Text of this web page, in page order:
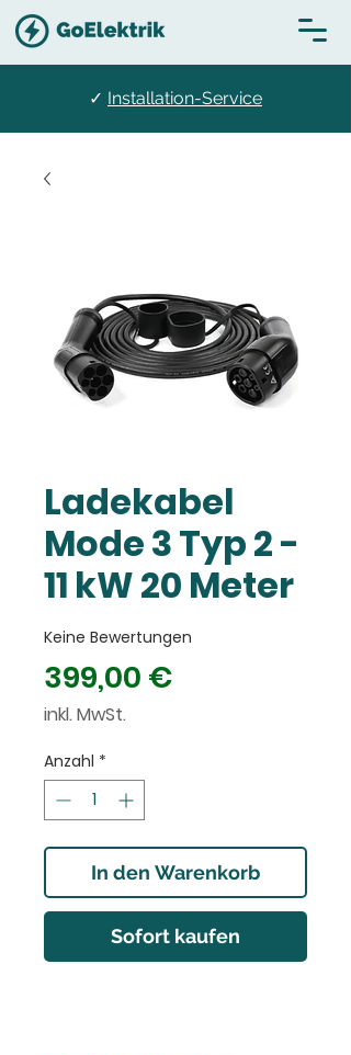
✓ Installation-Service
Ladekabel
Mode 3 Typ 2 -
11 kW 20 Meter
Keine Bewertungen
399,00 €
inkl. MwSt.
Anzahl *
In den Warenkorb
Sofort kaufen